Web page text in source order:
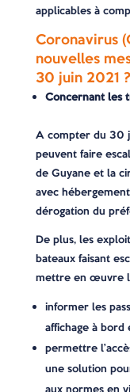
applicables à
Coronavirus
nouvelles
30 juin 2021 ?
Concernant les
A compter du 30
peuvent faire
de Guyane et la
avec
dérogation du
De plus, les
bateaux faisant
mettre en œuvre
informer les
affichage à bord
permettre
une solution